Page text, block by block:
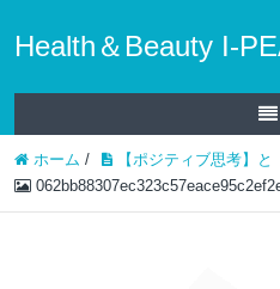
Health＆Beauty I-
ホーム / 【ポジティブ思考】